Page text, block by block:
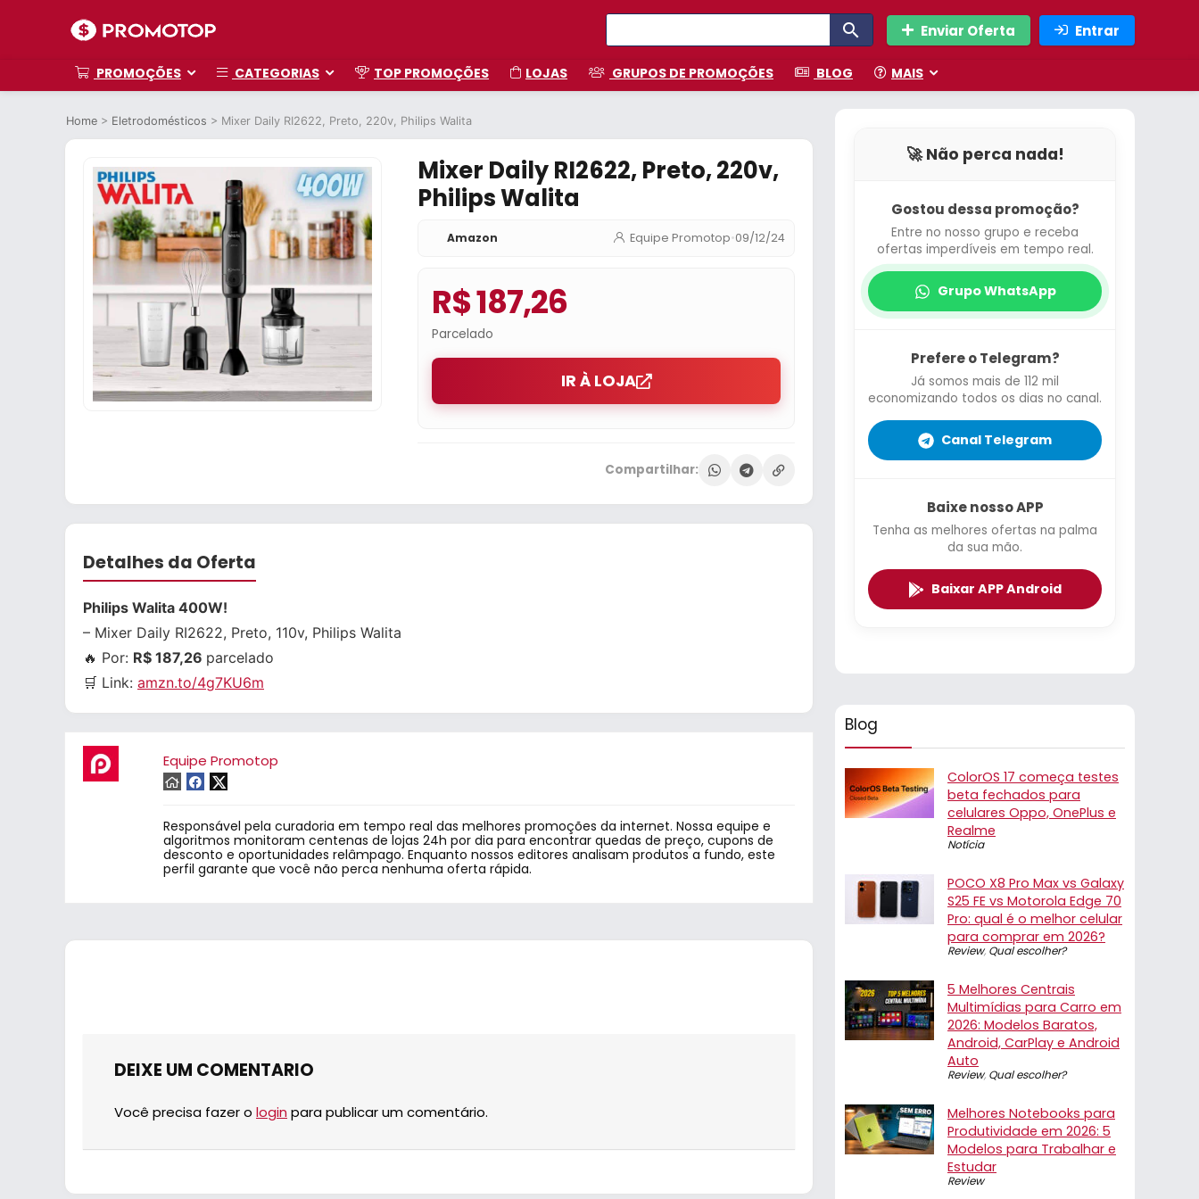
Enviar Oferta Entrar
PROMOÇÕES CATEGORIAS TOP PROMOÇÕES LOJAS GRUPOS DE PROMOÇÕES BLOG MAIS
Home > Eletrodomésticos > Mixer Daily RI2622, Preto, 220v, Philips Walita
Mixer Daily RI2622, Preto, 220v,
Philips Walita
Amazon Equipe Promotop•09/12/24
R$ 187,26
Parcelado
IR À LOJA
Compartilhar:
Detalhes da Oferta
Philips Walita 400W!
– Mixer Daily RI2622, Preto, 110v, Philips Walita
🔥 Por: R$ 187,26 parcelado
🛒 Link: amzn.to/4g7KU6m
Equipe Promotop
Responsável pela curadoria em tempo real das melhores promoções da internet. Nossa equipe e
algoritmos monitoram centenas de lojas 24h por dia para encontrar quedas de preço, cupons de
desconto e oportunidades relâmpago. Enquanto nossos editores analisam produtos a fundo, este
perfil garante que você não perca nenhuma oferta rápida.
DEIXE UM COMENTARIO
Você precisa fazer o login para publicar um comentário.
🚀 Não perca nada!
Gostou dessa promoção?
Entre no nosso grupo e receba
ofertas imperdíveis em tempo real.
Grupo WhatsApp
Prefere o Telegram?
Já somos mais de 112 mil
economizando todos os dias no canal.
Canal Telegram
Baixe nosso APP
Tenha as melhores ofertas na palma
da sua mão.
Baixar APP Android
Blog
ColorOS 17 começa testes
beta fechados para
celulares Oppo, OnePlus e
Realme
Notícia
POCO X8 Pro Max vs Galaxy
S25 FE vs Motorola Edge 70
Pro: qual é o melhor celular
para comprar em 2026?
Review, Qual escolher?
5 Melhores Centrais
Multimídias para Carro em
2026: Modelos Baratos,
Android, CarPlay e Android
Auto
Review, Qual escolher?
Melhores Notebooks para
Produtividade em 2026: 5
Modelos para Trabalhar e
Estudar
Review